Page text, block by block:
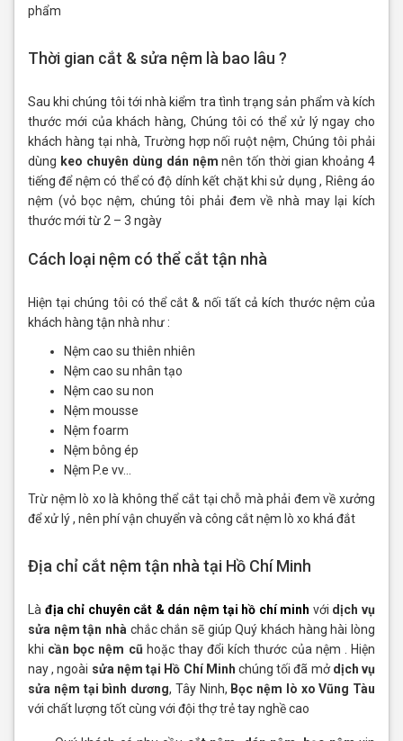
phẩm
Thời gian cắt & sửa nệm là bao lâu ?
Sau khi chúng tôi tới nhà kiểm tra tình trạng sản phẩm và kích
thước mới của khách hàng, Chúng tôi có thể xử lý ngay cho
khách hàng tại nhà, Trường hợp nối ruột nệm, Chúng tôi phải
dùng keo chuyên dùng dán nệm nên tốn thời gian khoảng 4
tiếng để nệm có thể có độ dính kết chặt khi sử dụng , Riêng áo
nệm (vỏ bọc nệm, chúng tôi phải đem về nhà may lại kích
thước mới từ 2 – 3 ngày
Cách loại nệm có thể cắt tận nhà
Hiện tại chúng tôi có thể cắt & nối tất cả kích thước nệm của
khách hàng tận nhà như :
Nệm cao su thiên nhiên
Nệm cao su nhân tạo
Nệm cao su non
Nệm mousse
Nệm foarm
Nệm bông ép
Nệm P.e vv…
Trừ nệm lò xo là không thể cắt tại chỗ mà phải đem về xưởng
để xử lý , nên phí vận chuyển và công cắt nệm lò xo khá đắt
Địa chỉ cắt nệm tận nhà tại Hồ Chí Minh
Là địa chỉ chuyên cắt & dán nệm tại hồ chí minh với dịch vụ
sửa nệm tận nhà chắc chắn sẽ giúp Quý khách hàng hài lòng
khi cần bọc nệm cũ hoặc thay đổi kích thước của nệm . Hiện
nay , ngoài sửa nệm tại Hồ Chí Minh chúng tối đã mởdịch vụ
sửa nệm tại bình dương, Tây Ninh, Bọc nệm lò xo Vũng Tàu
với chất lượng tốt cùng với đội thợ trẻ tay nghề cao